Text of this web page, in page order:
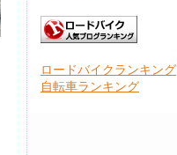
ロードバイクランキング
自転車ランキング